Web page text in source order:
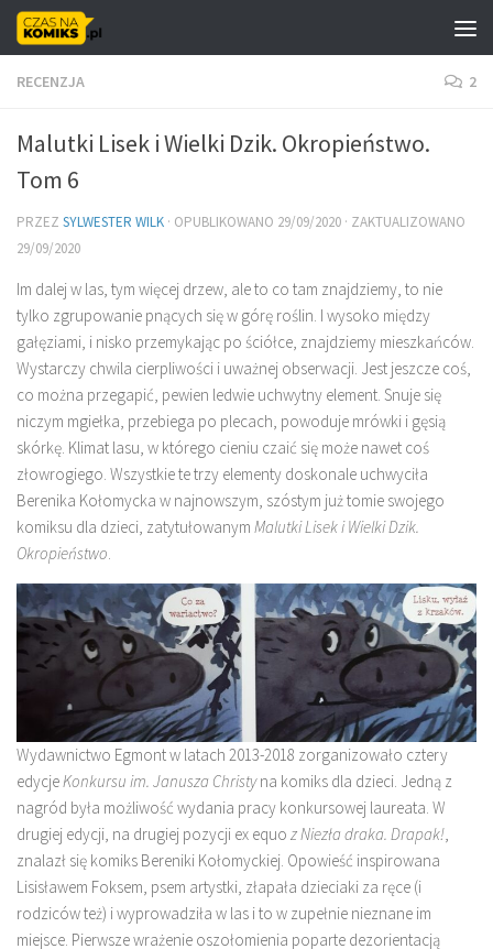
Skip to content
RECENZJA 2
Malutki Lisek i Wielki Dzik. Okropieństwo.
Tom 6
PRZEZ SYLWESTER WILK · OPUBLIKOWANO 29/09/2020 · ZAKTUALIZOWANO
29/09/2020
Im dalej w las, tym więcej drzew, ale to co tam znajdziemy, to nie
tylko zgrupowanie pnących się w górę roślin. I wysoko między
gałęziami, i nisko przemykając po ściółce, znajdziemy mieszkańców.
Wystarczy chwila cierpliwości i uważnej obserwacji. Jest jeszcze coś,
co można przegapić, pewien ledwie uchwytny element. Snuje się
niczym mgiełka, przebiega po plecach, powoduje mrówki i gęsią
skórkę. Klimat lasu, w którego cieniu czaić się może nawet coś
złowrogiego. Wszystkie te trzy elementy doskonale uchwyciła
Berenika Kołomycka w najnowszym, szóstym już tomie swojego
komiksu dla dzieci, zatytułowanym Malutki Lisek i Wielki Dzik.
Okropieństwo.
Wydawnictwo Egmont w latach 2013-2018 zorganizowało cztery
edycjeKonkursu im. Janusza Christyna komiks dla dzieci. Jedną z
nagród była możliwość wydania pracy konkursowej laureata. W
drugiej edycji, na drugiej pozycji ex equo z Niezła draka. Drapak!
znalazł się komiks Bereniki Kołomyckiej. Opowieść inspirowana
Lisisławem Foksem, psem artystki, złapała dzieciaki za ręce (i
rodziców też) i wyprowadziła w las i to w zupełnie nieznane im
miejsce. Pierwsze wrażenie oszołomienia poparte dezorientacją